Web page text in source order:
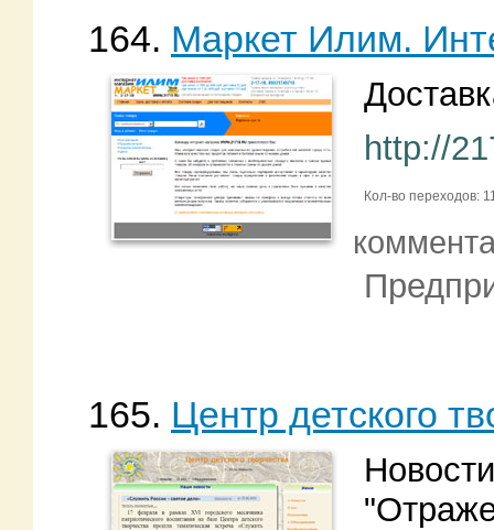
164. Маркет Илим.
http://
Кол-во переходов:
165. Центр детского